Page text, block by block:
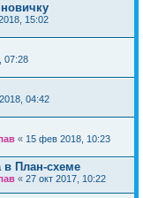
15:02
07:28
04:42
« 15 фев 2018, 10:23
в План-схеме
« 27 окт 2017, 10:22